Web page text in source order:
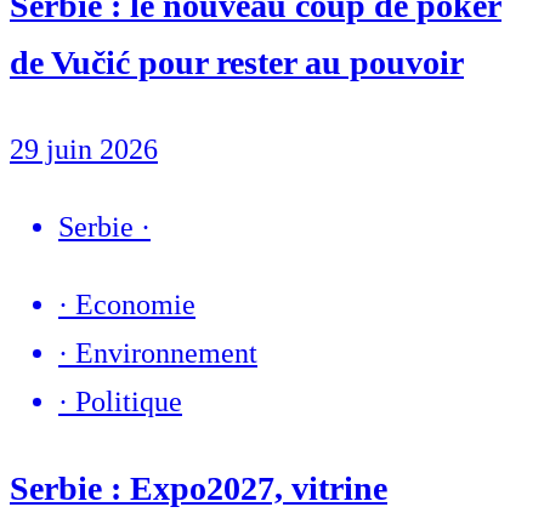
de Vučić pour rester au pouvoir
29 juin 2026
Serbie ·
· Economie
· Environnement
· Politique
Serbie : Expo2027, vitrine